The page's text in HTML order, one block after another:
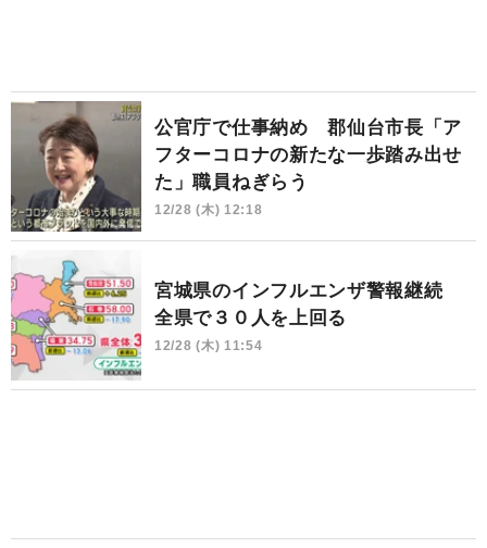
公官庁で仕事納め 郡仙台市長「ア
フターコロナの新たな一歩踏み出せ
た」職員ねぎらう
12/28 (木) 12:18
宮城県のインフルエンザ警報継続
全県で３０人を上回る
12/28 (木) 11:54